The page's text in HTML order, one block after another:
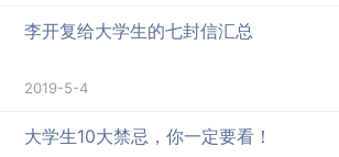
李开复给大学生的七封信汇总
2019-5-4
大学生10大禁忌，你一定要看！